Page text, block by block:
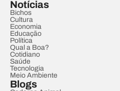
Notícias
Bichos
Cultura
Economia
Educação
Política
Qual a Boa?
Cotidiano
Saúde
Tecnologia
Meio Ambiente
Blogs